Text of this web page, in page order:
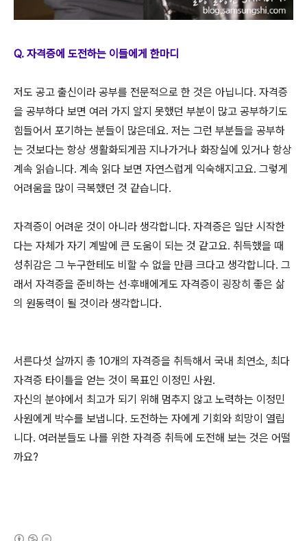
Q. 자격증에 도전하는 이들에게 한마디
저도 공고 출신이라 공부를 전문적으로 한 것은 아닙니다. 자격증
을 공부하다 보면 여러 가지 알지 못했던 부분이 많고 공부하기도
힘들어서 포기하는 분들이 많은데요. 저는 그런 부분들을 공부하
는 것보다는 항상 생활화되게끔 지나가거나 화장실에 있거나 항상
계속 읽습니다. 계속 읽다 보면 자연스럽게 익숙해지고요. 그렇게
어려움을 많이 극복했던 것 같습니다.
자격증이 어려운 것이 아니라 생각합니다. 자격증은 일단 시작한
다는 자체가 자기 계발에 큰 도움이 되는 것 같고요. 취득했을 때
성취감은 그 누구한테도 비할 수 없을 만큼 크다고 생각합니다. 그
래서 자격증을 준비하는 선·후배에게도 자격증이 굉장히 좋은 삶
의 원동력이 될 것이라 생각합니다.
서른다섯 살까지 총 10개의 자격증을 취득해서 국내 최연소, 최다
자격증 타이틀을 얻는 것이 목표인 이정민 사원.
자신의 분야에서 최고가 되기 위해 멈추지 않고 노력하는 이정민
사원에게 박수를 보냅니다. 도전하는 자에게 기회와 희망이 열립
니다. 여러분들도 나를 위한 자격증 취득에 도전해 보는 것은 어떨
까요?